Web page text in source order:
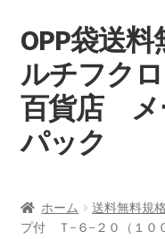
ナ
ビ
ゲ
ー
シ
ョ
ス
キ
コ
ン
テ
ン
ツ
へ
ッ
プ
OPP袋送
ルチフク
百貨店 メ
パック
支払い
ホーム 送料無料規
プ付 Ｔ−６−２０（１０